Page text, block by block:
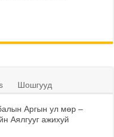
Шошгууд
Аргын ул мөр –
Аялгууг ажихуй